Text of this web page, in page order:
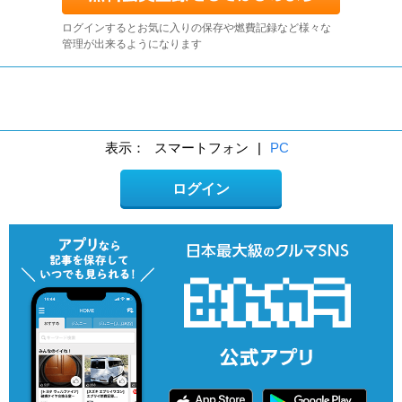
ログインするとお気に入りの保存や燃費記録など様々な
管理が出来るようになります
表示： スマートフォン | PC
ログイン